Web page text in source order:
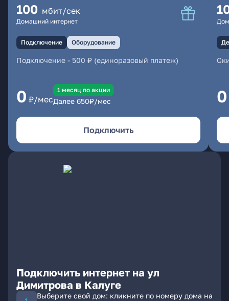
100 мбит/сек
Домашний интернет
Подключение Оборудование
Подключение - 500 ₽ (единоразовый платеж)
0 ₽/мес
1 месяц по акции
Далее 650₽/мес
Подключить
0
Подключить интернет на ул
Димитрова в Калуге
Выберите свой дом: кликните по номеру дома на